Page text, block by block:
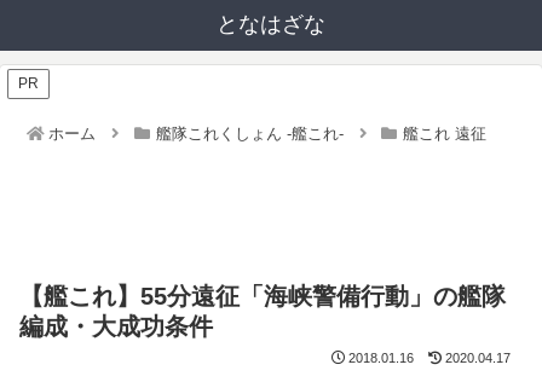
となはざな
PR
ホーム 艦隊これくしょん -艦これ- 艦これ 遠征
【艦これ】55分遠征「海峡警備行動」の艦隊
編成・大成功条件
2018.01.16 2020.04.17